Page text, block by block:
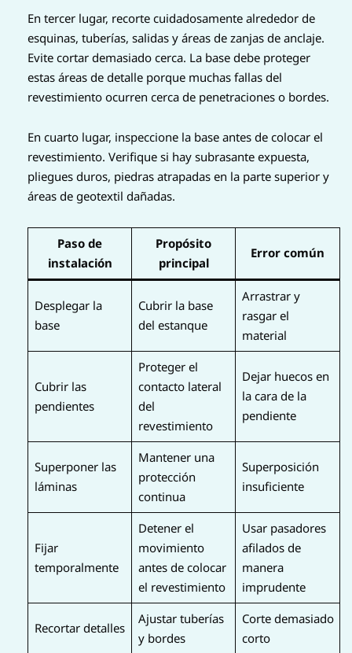
En tercer lugar, recorte cuidadosamente alrededor de
esquinas, tuberías, salidas y áreas de zanjas de anclaje.
Evite cortar demasiado cerca. La base debe proteger
estas áreas de detalle porque muchas fallas del
revestimiento ocurren cerca de penetraciones o bordes.
En cuarto lugar, inspeccione la base antes de colocar el
revestimiento. Verifique si hay subrasante expuesta,
pliegues duros, piedras atrapadas en la parte superior y
áreas de geotextil dañadas.
Paso de
instalación
Propósito
principal
Error común
Desplegar la
base
Cubrir la base
del estanque
Arrastrar y
rasgar el
material
Cubrir las
pendientes
Proteger el
contacto lateral
del
revestimiento
Dejar huecos en
la cara de la
pendiente
Superponer las
láminas
Mantener una
protección
continua
Superposición
insuficiente
Fijar
temporalmente
Detener el
movimiento
antes de colocar
el revestimiento
Usar pasadores
afilados de
manera
imprudente
Recortar detalles
Ajustar tuberías
y bordes
Corte demasiado
corto